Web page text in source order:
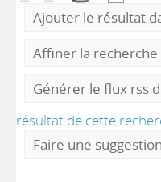
Ajouter le résultat
Affiner la recherche
Générer le flux rss
résultat de cette
Faire une suggestion